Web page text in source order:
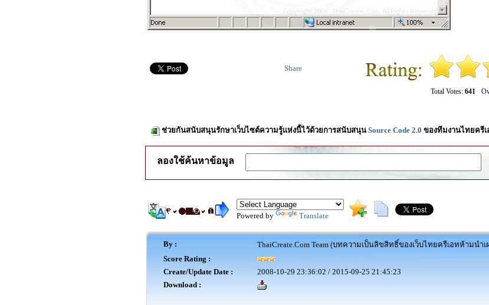
Total Votes: 641
Share
ช่วยกันสนับสนุนรักษาเว็บไซต์ความรู้แห่งนี้ไว้ด้วยการสนับสนุน Source Code 2.0 ของทีมงานไทยครีเ
ลองใช้ค้นหาข้อมูล
Powered by Translate
By :
ThaiCreate.Com Team (บทความเป็นลิขสิทธิ์ของเว็บไทยครีเอทห้ามนำ
Score Rating :
Create/Update Date :
2008-10-29 23:36:02 / 2015-09-25 21:45:23
Download :